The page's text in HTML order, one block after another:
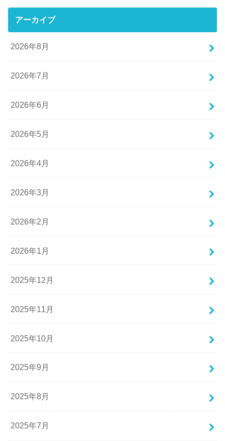
アーカイブ
2026年8月
2026年7月
2026年6月
2026年5月
2026年4月
2026年3月
2026年2月
2026年1月
2025年12月
2025年11月
2025年10月
2025年9月
2025年8月
2025年7月